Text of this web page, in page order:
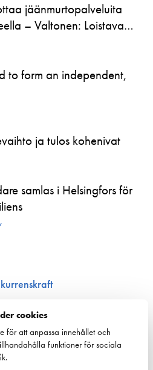
cookies
för att anpassa innehållet och
funktioner för sociala
jäänmurtopalveluita
– Valtonen: Loistava…
to form an independent,
ja tulos kohenivat
samlas i Helsingfors för
inom EU
för sjöfarten